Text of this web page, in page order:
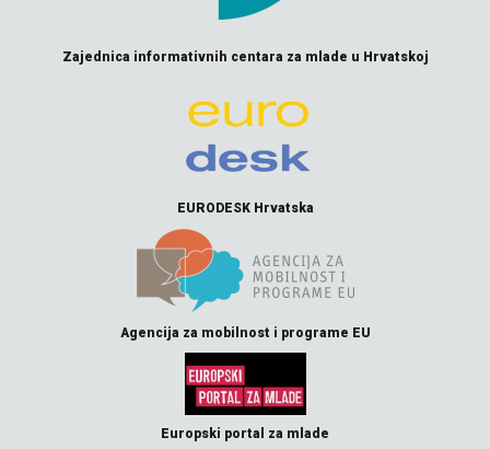
Zajednica informativnih centara za mlade u Hrvatskoj
EURODESK Hrvatska
Agencija za mobilnost i programe EU
Europski portal za mlade